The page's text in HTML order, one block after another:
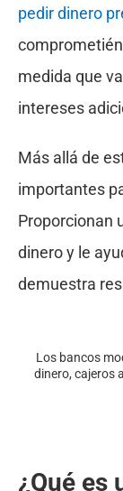
pedir dinero
medida que
intereses
Más allá de
importantes
Proporcionan
dinero y le
demuestra
Los bancos
dinero, cajeros
¿Qué es